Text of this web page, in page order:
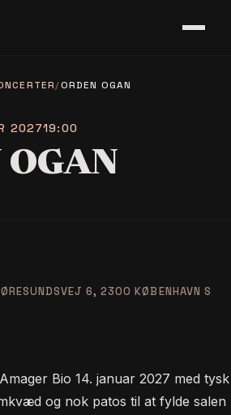
/ORDEN OGAN
202719:00
OGAN
ØRESUNDSVEJ 6, 2300 KØBENHAVN S
Bio 14. januar 2027 med tysk
og nok patos til at fylde salen